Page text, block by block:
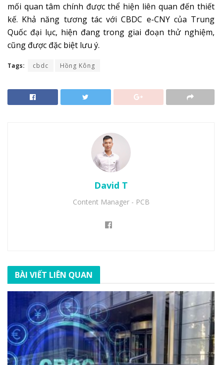
mối quan tâm chính được thể hiện liên quan đến thiết
kế. Khả năng tương tác với CBDC e-CNY của Trung
Quốc đại lục, hiện đang trong giai đoạn thử nghiệm,
cũng được đặc biệt lưu ý.
Tags: cbdc Hồng Kông
David T
Content Manager - PCB
BÀI VIẾT LIÊN QUAN